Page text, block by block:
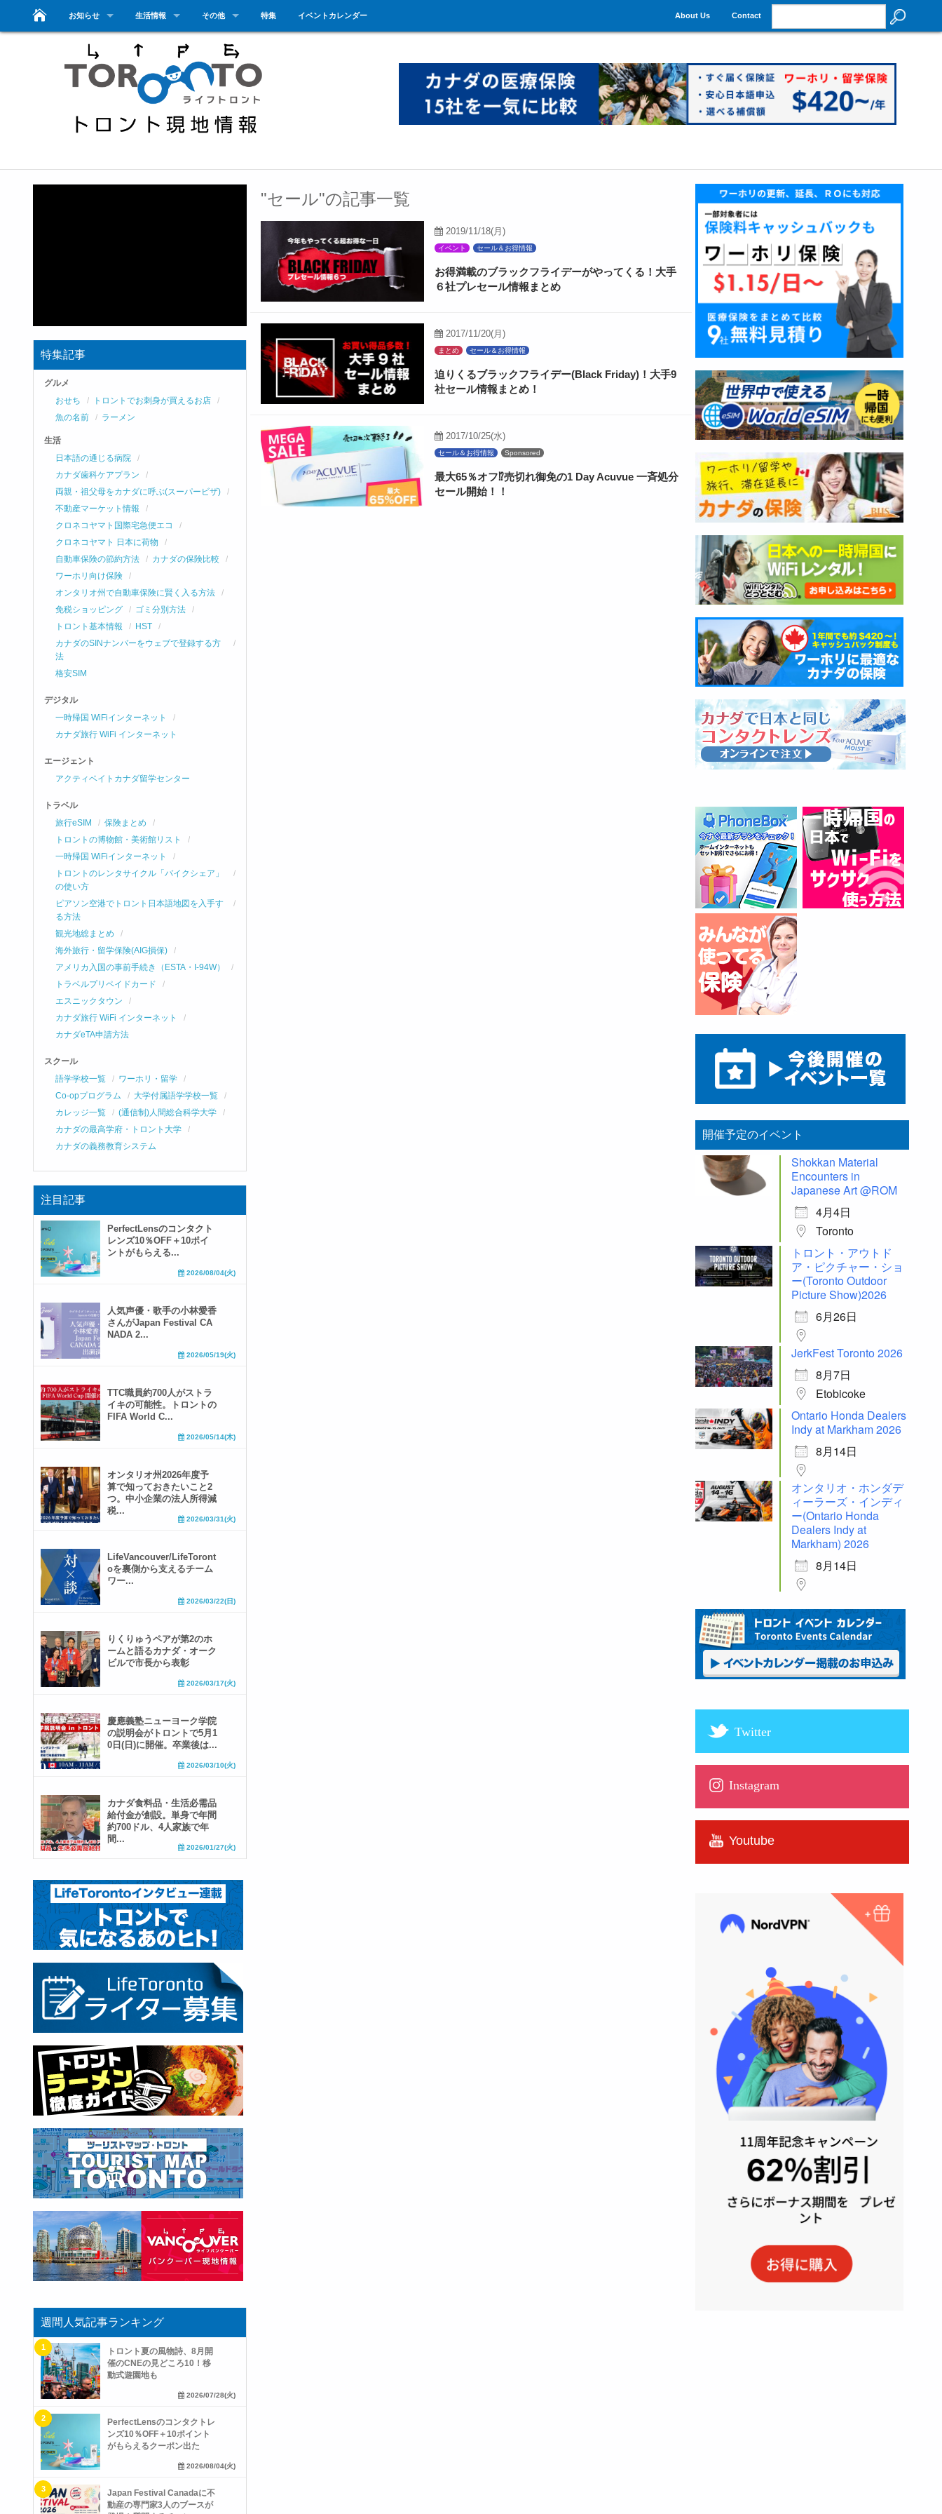
お知らせ 生活情報 その他 特集 イベントカレンダー About Us Contact
"セール"の記事一覧
2019/11/18(月)
イベント セール＆お得情報
お得満載のブラックフライデーがやってくる！大手
６社プレセール情報まとめ
2017/11/20(月)
まとめ セール＆お得情報
迫りくるブラックフライデー(Black Friday)！大手9
社セール情報まとめ！
2017/10/25(水)
セール＆お得情報 Sponsored
最大65％オフ⁉売切れ御免の1 Day Acuvue 一斉処分
セール開始！！
特集記事
グルメ
おせち
トロントでお刺身が買えるお店
魚の名前
ラーメン
生活
日本語の通じる病院
カナダ歯科ケアプラン
両親・祖父母をカナダに呼ぶ(スーパービザ)
不動産マーケット情報
クロネコヤマト国際宅急便エコ
クロネコヤマト 日本に荷物
自動車保険の節約方法
カナダの保険比較
ワーホリ向け保険
オンタリオ州で自動車保険に賢く入る方法
免税ショッピング
ゴミ分別方法
トロント基本情報
HST
カナダのSINナンバーをウェブで登録する方
法
格安SIM
デジタル
一時帰国 WiFiインターネット
カナダ旅行 WiFi インターネット
エージェント
アクティベイトカナダ留学センター
トラベル
旅行eSIM
保険まとめ
トロントの博物館・美術館リスト
一時帰国 WiFiインターネット
トロントのレンタサイクル「バイクシェア」
の使い方
ピアソン空港でトロント日本語地図を入手す
る方法
観光地総まとめ
海外旅行・留学保険(AIG損保)
アメリカ入国の事前手続き（ESTA・I-94W）
トラベルプリペイドカード
エスニックタウン
カナダ旅行 WiFi インターネット
カナダeTA申請方法
スクール
語学学校一覧
ワーホリ・留学
Co-opプログラム
大学付属語学学校一覧
カレッジ一覧
(通信制)人間総合科学大学
カナダの最高学府・トロント大学
カナダの義務教育システム
注目記事
PerfectLensのコンタクト
レンズ10％OFF＋10ポイ
ントがもらえる...
2026/08/04(火)
人気声優・歌手の小林愛香
さんがJapan Festival CA
NADA 2...
2026/05/19(火)
TTC職員約700人がストラ
イキの可能性。トロントの
FIFA World C...
2026/05/14(木)
オンタリオ州2026年度予
算で知っておきたいこと2
つ。中小企業の法人所得減
税...
2026/03/31(火)
LifeVancouver/LifeToront
oを裏側から支えるチーム
ワー...
2026/03/22(日)
りくりゅうペアが第2のホ
ームと語るカナダ・オーク
ビルで市長から表彰
2026/03/17(火)
慶應義塾ニューヨーク学院
の説明会がトロントで5月1
0日(日)に開催。卒業後は...
2026/03/10(火)
カナダ食料品・生活必需品
給付金が創設。単身で年間
約700ドル、4人家族で年
間...
2026/01/27(火)
週間人気記事ランキング
トロント夏の風物詩、8月開
催のCNEの見どころ10！移
動式遊園地も
2026/07/28(火)
PerfectLensのコンタクトレ
ンズ10％OFF＋10ポイント
がもらえるクーポン出た
2026/08/04(火)
Japan Festival Canadaに不
動産の専門家3人のブースが
開催予定のイベント
Shokkan Material
Encounters in
Japanese Art @ROM
4月4日
Toronto
トロント・アウトド
ア・ピクチャー・ショ
ー(Toronto Outdoor
Picture Show)2026
6月26日
JerkFest Toronto 2026
8月7日
Etobicoke
Ontario Honda Dealers
Indy at Markham 2026
8月14日
オンタリオ・ホンダデ
ィーラーズ・インディ
ー(Ontario Honda
Dealers Indy at
Markham) 2026
8月14日
Twitter
Instagram
Youtube